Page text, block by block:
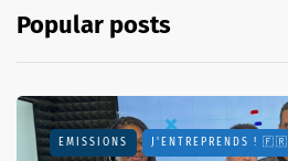
Popular posts
EMISSIONS J'ENTREPRENDS ! 🇫🇷